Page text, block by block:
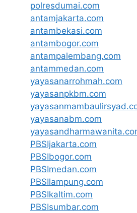
polresdumai.com
antamjakarta.com
antambekasi.com
antambogor.com
antampalembang.com
antammedan.com
yayasanarrohmah.com
yayasanpkbm.com
yayasanabm.com
PBSIjakarta.com
PBSIbogor.com
PBSImedan.com
PBSIlampung.com
PBSIkaltim.com
PBSIsumbar.com